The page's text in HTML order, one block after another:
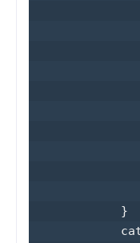
            }